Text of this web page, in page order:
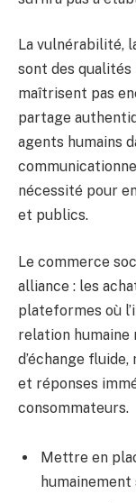
La vulnérabilité,
sont des qualités
maîtrisent pas
partage
agents humains
nécessité pour
et publics.
Le commerce
alliance : les
plateformes où
relation humaine
d’échange
et réponses
consommateurs.
Mettre en